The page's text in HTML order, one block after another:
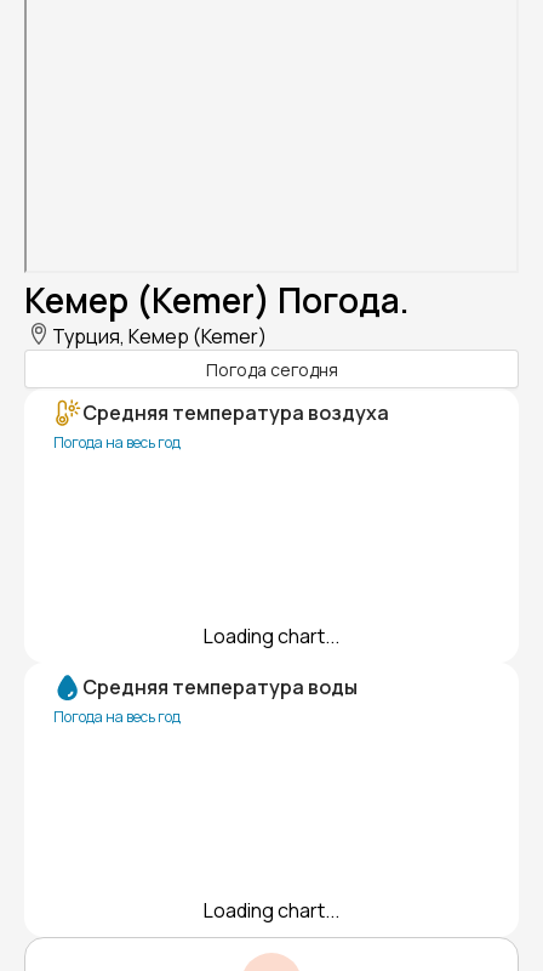
Кемер (Kemer) Погода.
Турция, Кемер (Kemer)
Погода сегодня
Средняя температура воздуха
Погода на весь год
Loading chart...
Средняя температура воды
Погода на весь год
Loading chart...